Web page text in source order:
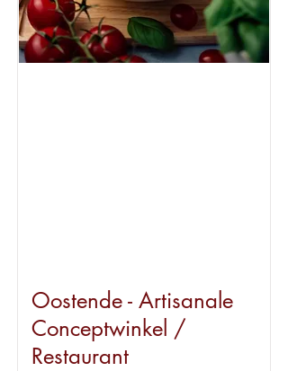
Oostende - Artisanale
Conceptwinkel /
Restaurant